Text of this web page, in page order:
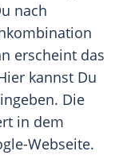
nach
erscheint das
kannst Du
Die
in dem
Webseite.